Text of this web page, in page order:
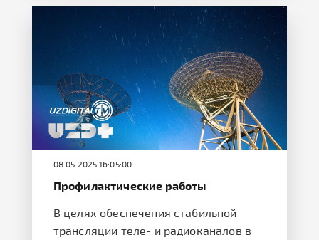
08.05.2025 16:05:00
Профилактические работы
В целях обеспечения стабильной
трансляции теле- и радиоканалов в